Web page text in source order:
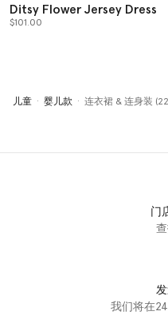
Ditsy Flower Jersey Dress
$101.00
儿童 婴儿款 连衣裙 & 连身装
门
我们将在